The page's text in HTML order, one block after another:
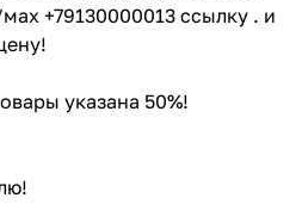
+79130000013 ссылку . и
указана 50%!